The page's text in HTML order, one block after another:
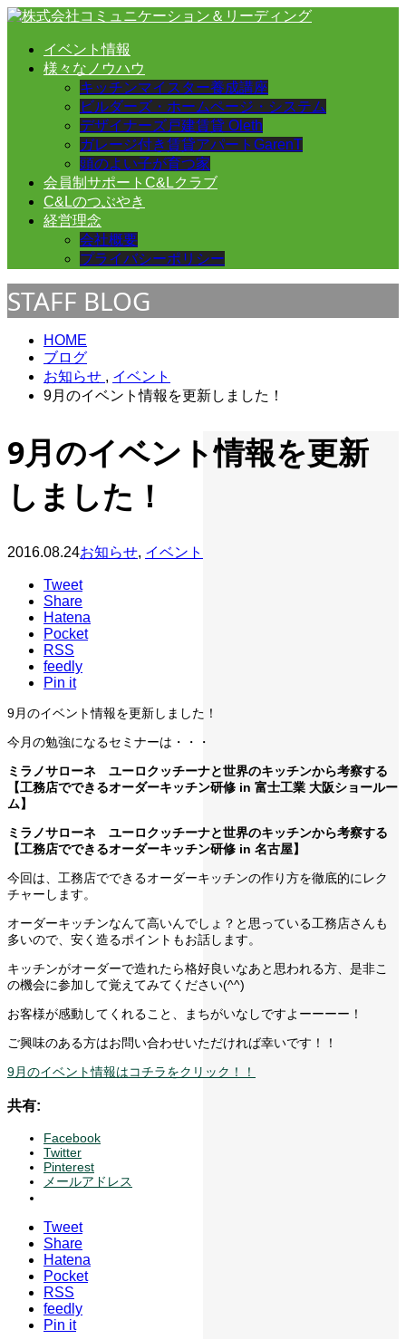
イベント情報
様々なノウハウ
キッチンマイスター養成講座
ビルダーズ・ホームページ・システム
デザイナーズ戸建賃貸 Oleth
ガレージ付き賃貸アパートGarenT
頭のよい子が育つ家
会員制サポートC&Lクラブ
C&Lのつぶやき
経営理念
会社概要
プライバシーポリシー
STAFF BLOG
HOME
ブログ
お知らせ , イベント
9月のイベント情報を更新しました！
9月のイベント情報を更新
しました！
2016.08.24お知らせ, イベント
Tweet
Share
Hatena
Pocket
RSS
feedly
Pin it
9月のイベント情報を更新しました！
今月の勉強になるセミナーは・・・
ミラノサローネ ユーロクッチーナと世界のキッチンから考察する
【工務店でできるオーダーキッチン研修 in 富士工業 大阪ショールー
ム】
ミラノサローネ ユーロクッチーナと世界のキッチンから考察する
【工務店でできるオーダーキッチン研修 in 名古屋】
今回は、工務店でできるオーダーキッチンの作り方を徹底的にレク
チャーします。
オーダーキッチンなんて高いんでしょ？と思っている工務店さんも
多いので、安く造るポイントもお話します。
キッチンがオーダーで造れたら格好良いなあと思われる方、是非こ
の機会に参加して覚えてみてください(^^)
お客様が感動してくれること、まちがいなしですよーーーー！
ご興味のある方はお問い合わせいただければ幸いです！！
9月のイベント情報はコチラをクリック！！
共有:
Facebook
Twitter
Pinterest
メールアドレス
Tweet
Share
Hatena
Pocket
RSS
feedly
Pin it